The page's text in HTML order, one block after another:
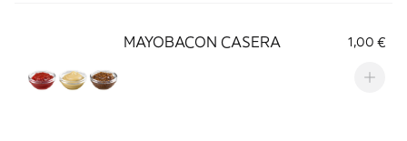
MAYOBACON CASERA 1,00 €